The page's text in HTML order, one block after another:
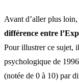
Avant d’aller plus loin,
différence entre
Pour illustrer ce sujet,
psychologique de
(notée de 0 à 10) par